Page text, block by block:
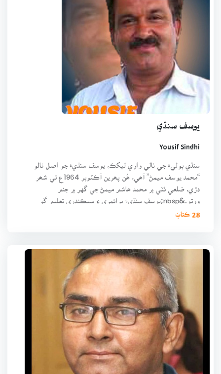
يوسف سنڌي
Yousif Sindhi
سنڌي ٻوليءَ جي نالي واري ليکڪ، يوسف سنڌيءَ جو اصل نالو
دڙي، ضلعي ٺٽي ۾ محمد ھاشم ميمڻ جي گهر ۾ جنم
ورتو.&nbsp;يوسف سنڌيءَ پرائمري ۽ سيڪنڊري تعليم گو
28 ڪتابَ